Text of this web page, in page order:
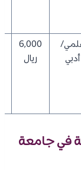
أدبي
6,000
ريال
في جامعة